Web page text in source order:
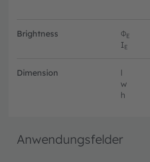
Brightness ΦE
IE
Dimension l
w
h
Anwendungsfelder